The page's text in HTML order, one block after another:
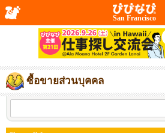
San Francisco
ซื้อขายส่วนบุคคล